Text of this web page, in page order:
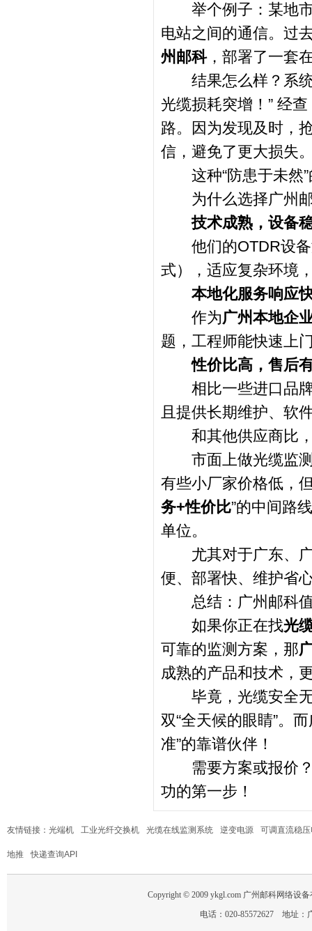
举个例子：某地市
电站之间的通信。过
州邮科，部署了一套
结果怎么样？系统
光缆损耗突增！” 经
路。因为发现及时，
信，避免了更大损失
这种“防患于未然”
为什么选择广州邮
技术成熟，设备
他们的OTDR设备
式），适应复杂环境
本地化服务响应
作为广州本地企
题，工程师能快速上
性价比高，售后
相比一些进口品牌
且提供长期维护、软
和其他供应商比，
市面上做光缆监测
有些小厂家价格低，
务+性价比”的中间路
单位。
尤其对于广东、广
便、部署快、维护省
总结：广州邮科值
如果你正在找光
可靠的监测方案，那
成熟的产品和技术，
毕竟，光缆安全无
双“全天候的眼睛”。
准”的靠谱伙伴！
需要方案或报价？
功的第一步！
友情链接： 光端机 工业光纤交换机 光缆在线监测系统 逆变电源 可调直流稳
地推 快递查询API
Copyright © 2009 ykgl.com 广州邮科网络设
电话：020-85572627 地址